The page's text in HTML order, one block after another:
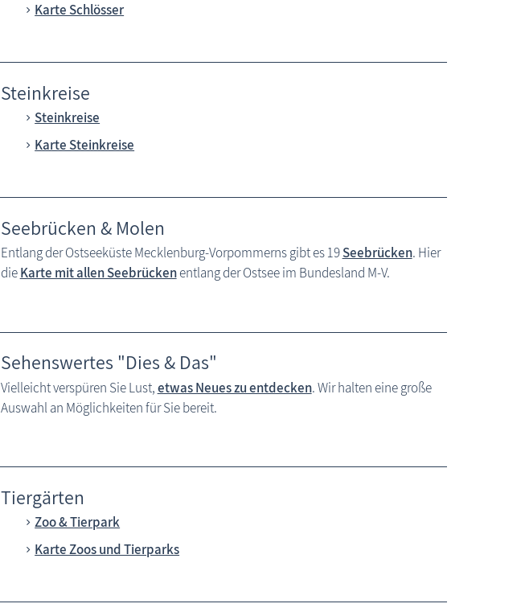
Karte Schlösser
Steinkreise
Steinkreise
Karte Steinkreise
Seebrücken & Molen
Entlang der Ostseeküste Mecklenburg-Vorpommerns gibt es 19Seebrücken. Hier
dieKarte mit allen Seebrückenentlang der Ostsee im Bundesland M-V.
Sehenswertes "Dies & Das"
Vielleicht verspüren Sie Lust,etwas Neues zu entdecken. Wir halten eine große
Auswahl an Möglichkeiten für Sie bereit.
Tiergärten
Zoo & Tierpark
Karte Zoos und Tierparks